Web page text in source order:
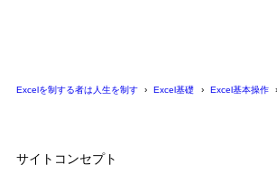
Excelを制する者は人生を制す Excel基礎 Excel基本操作
サイトコンセプト